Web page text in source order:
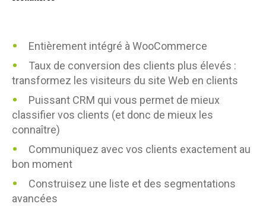
Entièrement intégré à WooCommerce
Taux de conversion des clients plus élevés :
transformez les visiteurs du site Web en clients
Puissant CRM qui vous permet de mieux
classifier vos clients (et donc de mieux les
connaître)
Communiquez avec vos clients exactement au
bon moment
Construisez une liste et des segmentations
avancées